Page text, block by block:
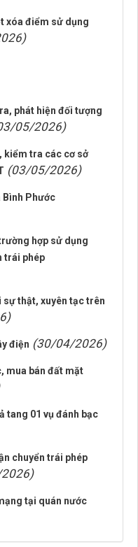
xóa điểm sử dụng
phát hiện đối tượng
05/2026)
kiểm tra các cơ sở
(03/05/2026)
Phước
hợp sử dụng
trái phép
sự thật, xuyên tạc trên
điện (30/04/2026)
mua bán đất mặt
tang 01 vụ đánh bạc
chuyển trái phép
tại quán nước